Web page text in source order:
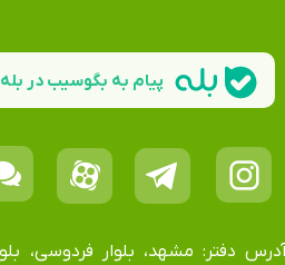
پیام به بگوسیب در بله